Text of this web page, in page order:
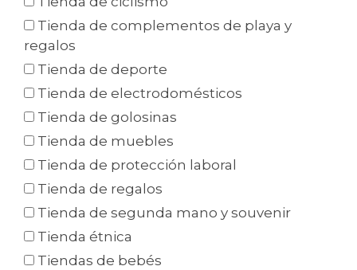
Tienda de complementos de playa y
regalos
Tienda de deporte
Tienda de electrodomésticos
Tienda de golosinas
Tienda de muebles
Tienda de protección laboral
Tienda de regalos
Tienda de segunda mano y souvenir
Tienda étnica
Tiendas de bebés